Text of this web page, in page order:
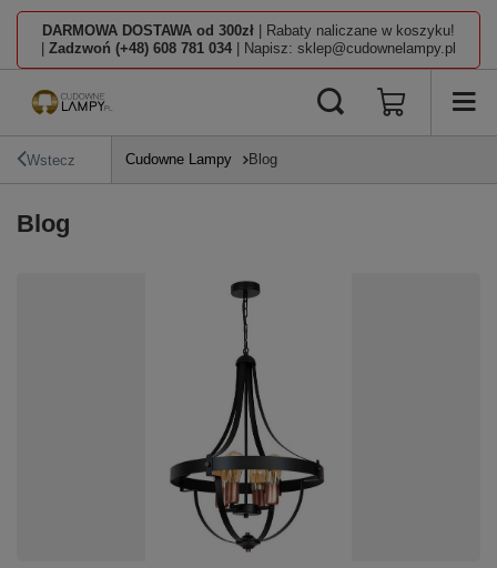
DARMOWA DOSTAWA od 300zł | Rabaty naliczane w koszyku!
Zadzwoń (+48) 608 781 034 | Napisz: sklep@cudownelampy.pl
Wstecz Cudowne Lampy Blog
Blog